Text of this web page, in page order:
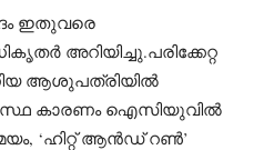
ഇതുവരെ
അറിയിച്ചു.പരിക്കേറ്റ
ആശുപത്രിയിൽ
കാരണം ഐസിയുവിൽ
‘ഹിറ്റ് ആൻഡ് റൺ’